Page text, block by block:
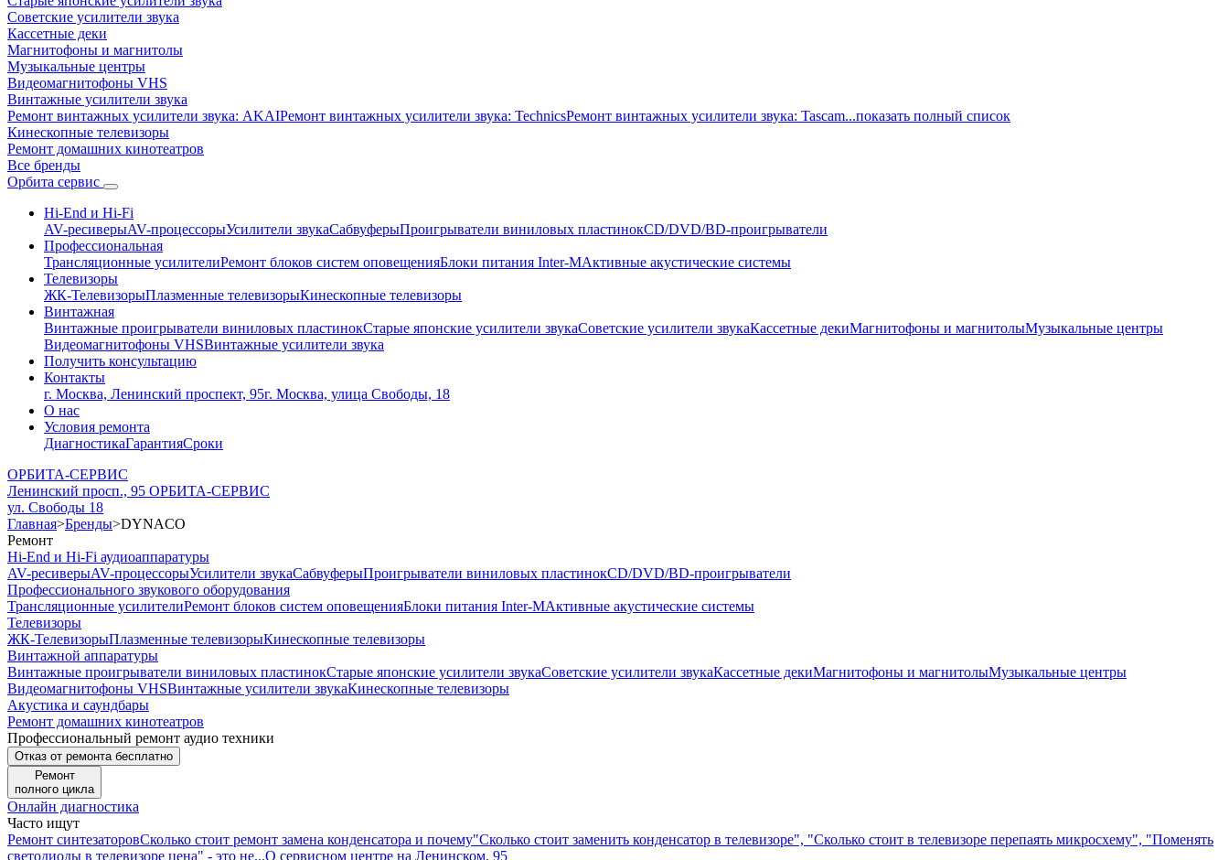
Советские усилители звука
Кассетные деки
Магнитофоны и магнитолы
Музыкальные центры
Видеомагнитофоны VHS
Винтажные усилители звука
Ремонт винтажных усилители звука: AKAIРемонт винтажных усилители звука: TechnicsРемонт винтажных усилители звука: Tascam...показать полный список
Кинескопные телевизоры
Ремонт домашних кинотеатров
Все бренды
Орбита сервис
Hi-End и Hi-Fi
AV-ресиверыAV-процессорыУсилители звукаСабвуферыПроигрыватели виниловых пластинокCD/DVD/BD-проигрыватели
Профессиональная
Трансляционные усилителиРемонт блоков систем оповещенияБлоки питания Inter-MАктивные акустические системы
Телевизоры
ЖК-ТелевизорыПлазменные телевизорыКинескопные телевизоры
Винтажная
Винтажные проигрыватели виниловых пластинокСтарые японские усилители звукаСоветские усилители звукаКассетные декиМагнитофоны и магнитолыМузыкальные центры
Видеомагнитофоны VHSВинтажные усилители звука
Получить консультацию
Контакты
г. Москва, Ленинский проспект, 95г. Москва, улица Свободы, 18
О нас
Условия ремонта
ДиагностикаГарантияСроки
ОРБИТА-СЕРВИС
Ленинский просп., 95 ОРБИТА-СЕРВИС
ул. Свободы 18
Главная>Бренды>DYNACO
Ремонт
Hi-End и Hi-Fi аудиоаппаратуры
AV-ресиверыAV-процессорыУсилители звукаСабвуферыПроигрыватели виниловых пластинокCD/DVD/BD-проигрыватели
Профессионального звукового оборудования
Трансляционные усилителиРемонт блоков систем оповещенияБлоки питания Inter-MАктивные акустические системы
Телевизоры
ЖК-ТелевизорыПлазменные телевизорыКинескопные телевизоры
Винтажной аппаратуры
Винтажные проигрыватели виниловых пластинокСтарые японские усилители звукаСоветские усилители звукаКассетные декиМагнитофоны и магнитолыМузыкальные центры
Видеомагнитофоны VHSВинтажные усилители звукаКинескопные телевизоры
Акустика и саундбары
Ремонт домашних кинотеатров
Профессиональный ремонт аудио техники
Отказ от ремонта бесплатно
Ремонт
полного цикла
Онлайн диагностика
Часто ищут
Ремонт синтезаторовСколько стоит ремонт замена конденсатора и почему"Сколько стоит заменить конденсатор в телевизоре", "Сколько стоит в телевизоре перепаять микросхему", "Поменять
светодиоды в телевизоре цена" - это не...О сервисном центре на Ленинском, 95